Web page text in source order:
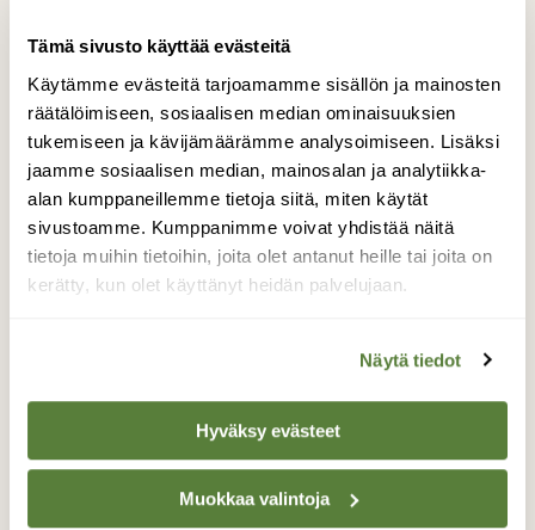
Tämä sivusto käyttää evästeitä
Käytämme evästeitä tarjoamamme sisällön ja mainosten
räätälöimiseen, sosiaalisen median ominaisuuksien
tukemiseen ja kävijämäärämme analysoimiseen. Lisäksi
jaamme sosiaalisen median, mainosalan ja analytiikka-
alan kumppaneillemme tietoja siitä, miten käytät
sivustoamme. Kumppanimme voivat yhdistää näitä
tietoja muihin tietoihin, joita olet antanut heille tai joita on
kerätty, kun olet käyttänyt heidän palvelujaan.
Näytä tiedot
Hyväksy evästeet
Muokkaa valintoja
Niiskukausi
Niiskukausi on menossa. Kuvattu 27.3.2017.
TAKAISIN LISTAAN